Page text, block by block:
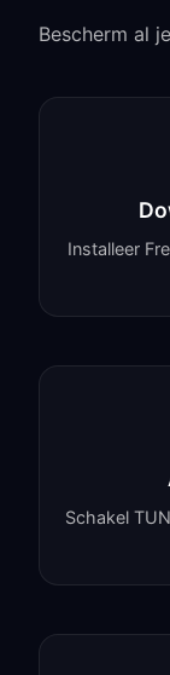
Bescherm al
Installeer
Schakel